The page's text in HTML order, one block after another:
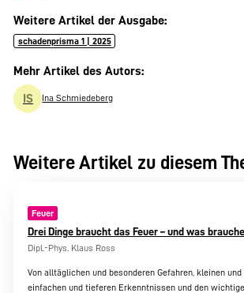
Weitere Artikel der Ausgabe:
schadenprisma 1 | 2025
Mehr Artikel des Autors:
IS Ina Schmiedeberg
Weitere Artikel zu diesem
Feuer
Drei Dinge braucht das Feuer – und was
Dipl.-Phys. Klaus Ross
Von alltäglichen und besonderen Gefahren, kleinen und
einfachen und tieferen Erkenntnissen und den